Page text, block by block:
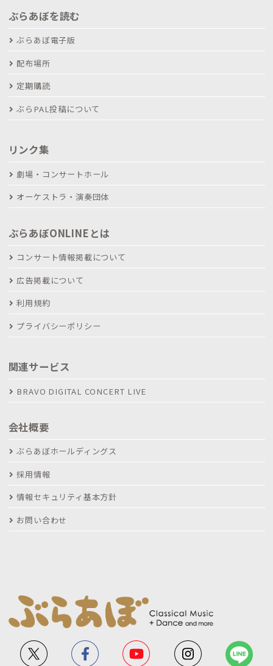
ぶらあぼを読む
ぶらあぼ電子版
配布場所
定期購読
ぶらPAL投稿について
リンク集
劇場・コンサートホール
オーケストラ・演奏団体
ぶらあぼONLINEとは
コンサート情報掲載について
広告掲載について
利用規約
プライバシーポリシー
関連サービス
BRAVO DIGITAL CONCERT LIVE
会社概要
ぶらあぼホールディングス
採用情報
情報セキュリティ基本方針
お問い合わせ